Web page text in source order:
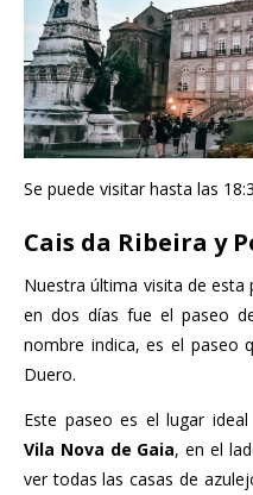
Se puede visitar hasta las
Cais da Ribeira y
Nuestra última visita de
en dos días fue el paseo
nombre indica, es el paseo
Duero.
Este paseo es el lugar
Vila Nova de Gaia, en el
ver todas las casas de